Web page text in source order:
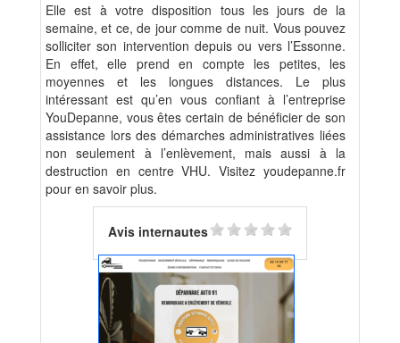
Elle est à votre disposition tous les jours de la
semaine, et ce, de jour comme de nuit. Vous pouvez
solliciter son intervention depuis ou vers l’Essonne.
En effet, elle prend en compte les petites, les
moyennes et les longues distances. Le plus
intéressant est qu’en vous confiant à l’entreprise
YouDepanne, vous êtes certain de bénéficier de son
assistance lors des démarches administratives liées
non seulement à l’enlèvement, mais aussi à la
destruction en centre VHU. Visitez youdepanne.fr
pour en savoir plus.
Avis internautes